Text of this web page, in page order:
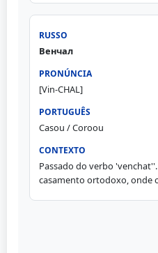
Венчал
[Vin-CHAL]
Casou / Coroou
Passado do verbo
casamento ortodoxo, onde